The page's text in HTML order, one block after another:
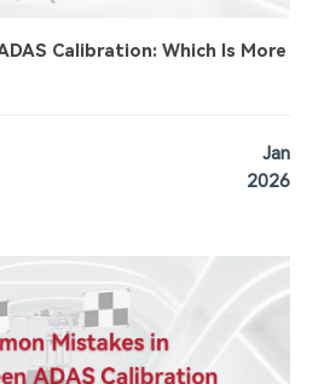
Calibration: Which Is More
Jan
2026